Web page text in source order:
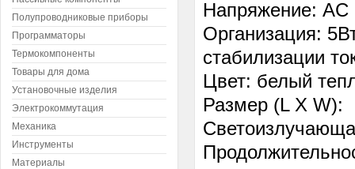
Напряжение:
Организация:
стабилизации
Цвет: белый
Размер (L X W):
Полупроводниковые приборы
Программаторы
Термокомпоненты
Товары для дома
Установочные изделия
Электрокоммутация
Механика
Инструменты
Материалы